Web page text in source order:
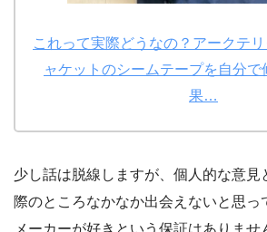
これって実際どうなの？アークテ
ャケットのシームテープを自分で
果…
少し話は脱線しますが、個人的な意見
際のところなかなか出会えないと思っ
メーカーが好きという保証はありま